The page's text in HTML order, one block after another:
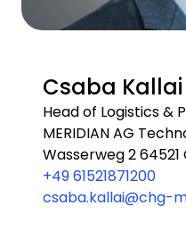
Csaba Kallai
Head of Logistics &
MERIDIAN AG
Wasserweg 2
+49 61521871200
csaba.kallai@chg-